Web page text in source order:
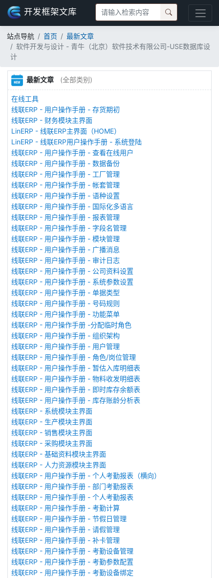
开发框架文库
站点导航 首页
最新文章
软件开发与设计 - 青牛（北京）软件技术有限公司-USE数据库设
计
最新文章 (全部类别)
在线工具
线联ERP - 用户操作手册 - 存货期初
线联ERP - 财务模块主界面
LinERP - 线联ERP主界面（HOME）
LinERP - 线联ERP用户操作手册 - 系统登陆
线联ERP - 用户操作手册 - 查看在线用户
线联ERP - 用户操作手册 - 数据备份
线联ERP - 用户操作手册 - 工厂管理
线联ERP - 用户操作手册 - 帐套管理
线联ERP - 用户操作手册 - 语种设置
线联ERP - 用户操作手册 - 国际化多语言
线联ERP - 用户操作手册 - 报表管理
线联ERP - 用户操作手册 - 字段名管理
线联ERP - 用户操作手册 - 模块管理
线联ERP - 用户操作手册 - 广播消息
线联ERP - 用户操作手册 - 审计日志
线联ERP - 用户操作手册 - 公司资料设置
线联ERP - 用户操作手册 - 系统参数设置
线联ERP - 用户操作手册 - 单据类型
线联ERP - 用户操作手册 - 号码规则
线联ERP - 用户操作手册 - 功能菜单
线联ERP - 用户操作手册 -分配临时角色
线联ERP - 用户操作手册 - 组织架构
线联ERP - 用户操作手册 - 用户管理
线联ERP - 用户操作手册 - 角色/岗位管理
线联ERP - 用户操作手册 - 暂估入库明细表
线联ERP - 用户操作手册 - 物料收发明细表
线联ERP - 用户操作手册 - 即时库存余额表
线联ERP - 用户操作手册 - 库存账龄分析表
线联ERP - 系统模块主界面
线联ERP - 生产模块主界面
线联ERP - 销售模块主界面
线联ERP - 采购模块主界面
线联ERP - 基础资料模块主界面
线联ERP - 人力资源模块主界面
线联ERP - 用户操作手册 - 个人考勤报表（横向）
线联ERP - 用户操作手册 - 部门考勤报表
线联ERP - 用户操作手册 - 个人考勤报表
线联ERP - 用户操作手册 - 考勤计算
线联ERP - 用户操作手册 - 节假日管理
线联ERP - 用户操作手册 - 请假管理
线联ERP - 用户操作手册 - 补卡管理
线联ERP - 用户操作手册 - 考勤设备管理
线联ERP - 用户操作手册 - 考勤参数配置
线联ERP - 用户操作手册 - 考勤设备绑定